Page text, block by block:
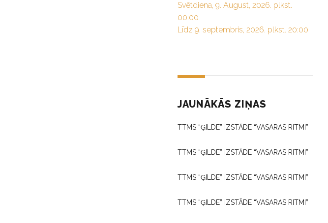
Svētdiena, 9. August, 2026. plkst.
00:00
Līdz 9. septembris, 2026. plkst. 20:00
JAUNĀKĀS ZIŅAS
TTMS “ĢILDE” IZSTĀDE “VASARAS RITMI”
TTMS “ĢILDE” IZSTĀDE “VASARAS RITMI”
TTMS “ĢILDE” IZSTĀDE “VASARAS RITMI”
TTMS “ĢILDE” IZSTĀDE “VASARAS RITMI”